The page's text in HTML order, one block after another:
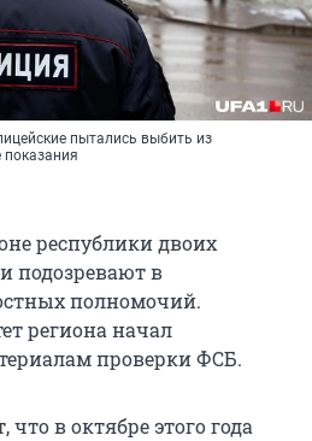
пытались выбить из
республики двоих
подозревают в
полномочий.
региона начал
проверки ФСБ.
в октябре этого года